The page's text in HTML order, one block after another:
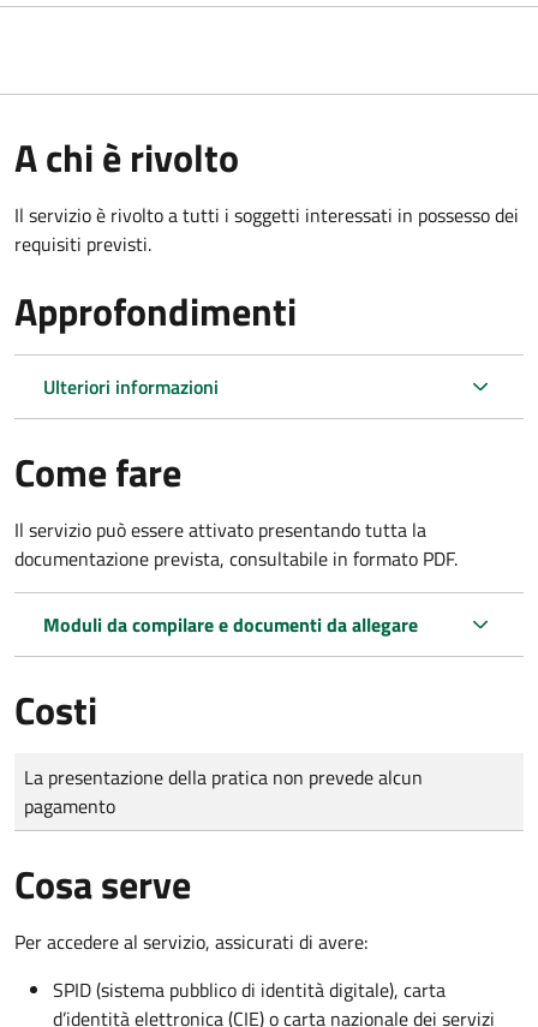
A chi è rivolto
Il servizio è rivolto a tutti i soggetti interessati in possesso dei
requisiti previsti.
Approfondimenti
Ulteriori informazioni
Come fare
Il servizio può essere attivato presentando tutta la
documentazione prevista, consultabile in formato PDF.
Moduli da compilare e documenti da allegare
Costi
Tipo di pagamento
Importo
La presentazione della pratica non prevede alcun
pagamento
Cosa serve
Per accedere al servizio, assicurati di avere:
SPID (sistema pubblico di identità digitale), carta
d’identità elettronica (CIE) o carta nazionale dei servizi